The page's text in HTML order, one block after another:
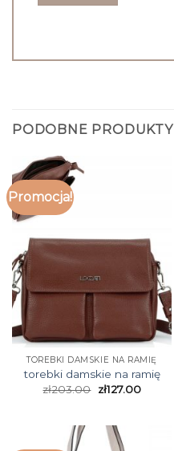
PODOBNE PRODUKTY
Promocja!
TOREBKI DAMSKIE NA RAMIĘ
torebki damskie na ramię
zł203.00 zł127.00